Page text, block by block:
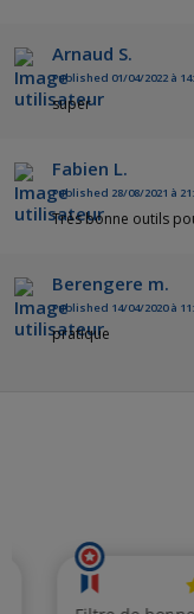
Arnaud S.
Published 01/04/2022 à
super
Fabien L.
Published 28/08/2021 à
Très bonne outils
Berengere m.
Published 14/04/2020 à
pratique